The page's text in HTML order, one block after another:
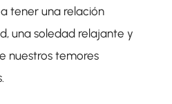
tener una relación
una soledad relajante y
nuestros temores